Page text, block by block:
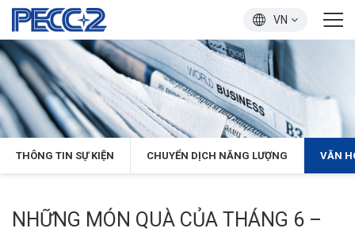
VN
THÔNG TIN SỰ KIỆN CHUYỂN DỊCH NĂNG LƯỢNG VĂN
NHỮNG MÓN QUÀ CỦA THÁNG 6 –